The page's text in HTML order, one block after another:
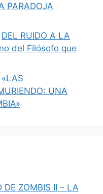
PARADOJA
DEL RUIDO A LA
del Filósofo que
«LAS
UNA
DE ZOMBIS II – LA